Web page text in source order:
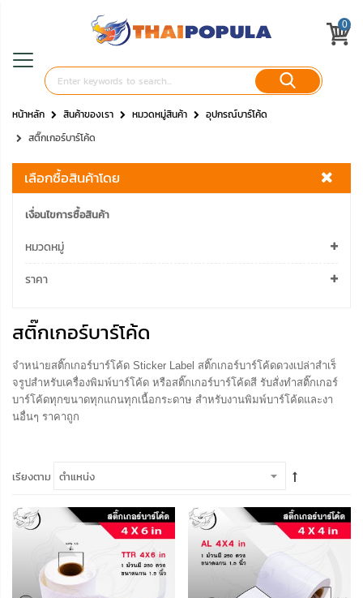
0
หน้าหลัก สินค้าของเรา หมวดหมู่สินค้า อุปกรณ์บาร์โค้ด
สติ๊กเกอร์บาร์โค้ด
สติ๊กเกอร์บาร์โค้ด
จำหน่ายสติ๊กเกอร์บาร์โค้ด Sticker Label สติ๊กเกอร์บาร์โค้ดดวงเปล่าสําเร็
จรูปสำหรับเครื่องพิมพ์บาร์โค้ด หรือสติ๊กเกอร์บาร์โค้ดสี รับสั่งทำสติ๊กเกอร์
บาร์โค้ดทุกขนาดทุกแกนทุกเนื้อกระดาษ สำหรับงานพิมพ์บาร์โค้ดและงา
นอื่นๆ ราคาถูก
เรียงตาม
เลือกซื้อสินค้าโดย
เงื่อนไขการซื้อสินค้า
หมวดหมู่
ราคา